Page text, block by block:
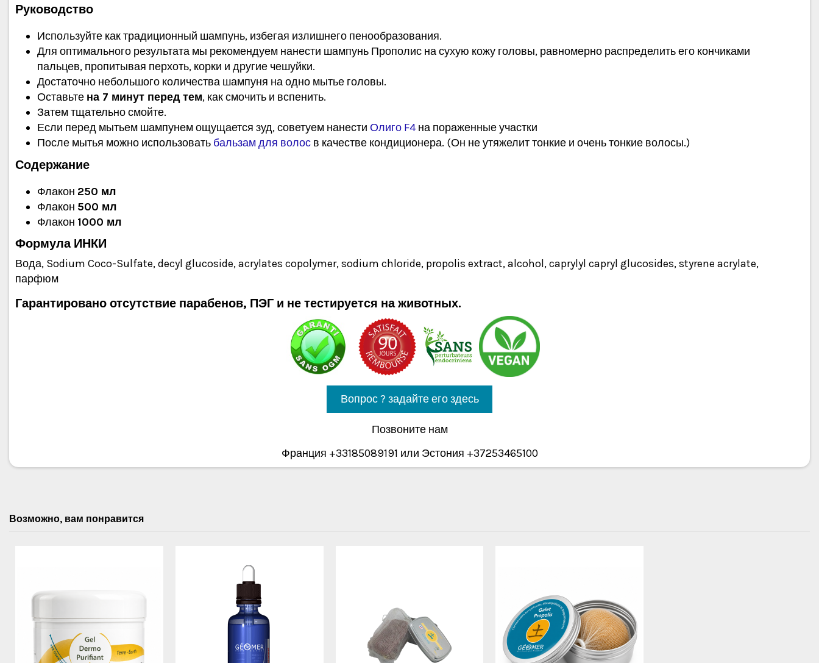
Руководство
Используйте как традиционный шампунь, избегая излишнего пенообразования.
Для оптимального результата мы рекомендуем нанести шампунь Прополис на сухую кожу головы, равномерно распределить его кончиками
пальцев, пропитывая перхоть, корки и другие чешуйки.
Достаточно небольшого количества шампуня на одно мытье головы.
Оставьте на 7 минут перед тем, как смочить и вспенить.
Затем тщательно смойте.
Если перед мытьем шампунем ощущается зуд, советуем нанести Олиго F4 на пораженные участки
После мытья можно использовать бальзам для волос в качестве кондиционера. (Он не утяжелит тонкие и очень тонкие волосы.)
Содержание
Флакон 250 мл
Флакон 500 мл
Флакон 1000 мл
Формула ИНКИ
Вода, Sodium Coco-Sulfate, decyl glucoside, acrylates copolymer, sodium chloride, propolis extract, alcohol, caprylyl capryl glucosides, styrene acrylate,
парфюм
Гарантировано отсутствие парабенов, ПЭГ и не тестируется на животных.
Вопрос ? задайте его здесь
Позвоните нам
Франция +33185089191 или Эстония +37253465100
Возможно, вам понравится